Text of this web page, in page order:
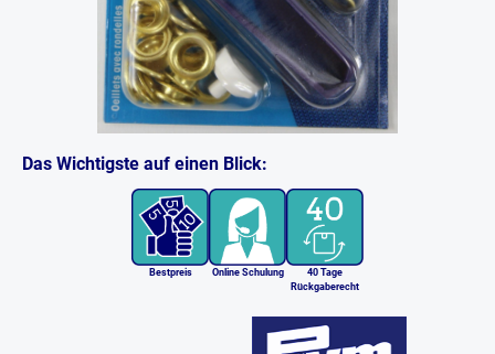
Das Wichtigste auf einen Blick:
Bestpreis Online Schulung
40 Tage
Rückgaberecht